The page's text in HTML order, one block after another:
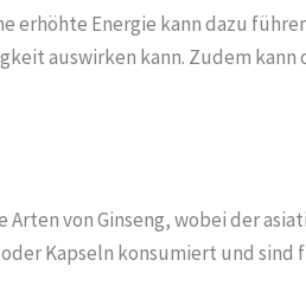
erhöhte Energie kann dazu
auswirken kann. Zudem kann
von Ginseng, wobei der
Kapseln konsumiert und sind